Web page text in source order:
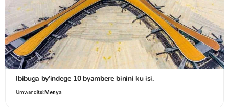
Ibibuga by’indege 10 byambere binini ku isi.
Umwanditsi:Menya